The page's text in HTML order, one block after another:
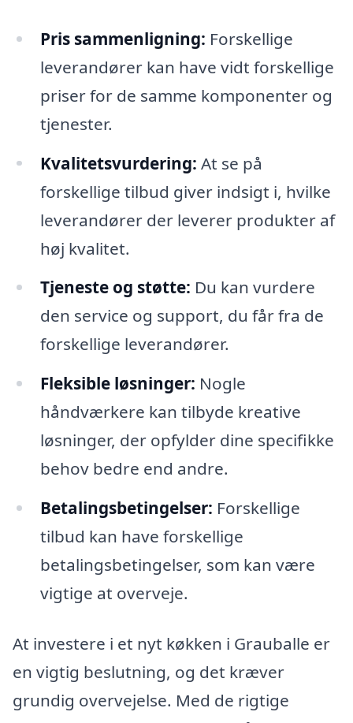
Pris sammenligning: Forskellige
leverandører kan have vidt forskellige
priser for de samme komponenter og
tjenester.
Kvalitetsvurdering: At se på
forskellige tilbud giver indsigt i, hvilke
leverandører der leverer produkter af
høj kvalitet.
Tjeneste og støtte: Du kan vurdere
den service og support, du får fra de
forskellige leverandører.
Fleksible løsninger: Nogle
håndværkere kan tilbyde kreative
løsninger, der opfylder dine specifikke
behov bedre end andre.
Betalingsbetingelser: Forskellige
tilbud kan have forskellige
betalingsbetingelser, som kan være
vigtige at overveje.
At investere i et nyt køkken i Grauballe er
en vigtig beslutning, og det kræver
grundig overvejelse. Med de rigtige